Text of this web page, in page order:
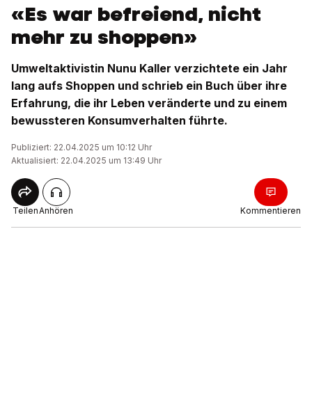
«Es war befreiend, nicht
mehr zu shoppen»
Umweltaktivistin Nunu Kaller verzichtete ein Jahr
lang aufs Shoppen und schrieb ein Buch über ihre
Erfahrung, die ihr Leben veränderte und zu einem
bewussteren Konsumverhalten führte.
Publiziert: 22.04.2025 um 10:12 Uhr
Aktualisiert: 22.04.2025 um 13:49 Uhr
TeilenAnhören Kommentieren